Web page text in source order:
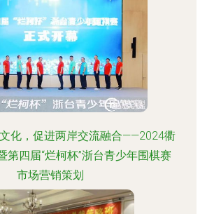
文化，促进两岸交流融合——2024衢
第四届“烂柯杯”浙台青少年围棋赛
市场营销策划